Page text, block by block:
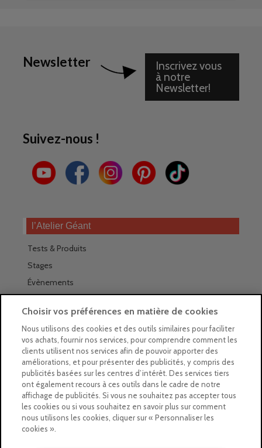
Newsletter
Inscrivez vous
à notre
Newsletter!
Suivez-nous !
l’Atelier Géant
Tests & Produits
Stages
Évènements
Trouver nos magasins
La newsletter des magasins
Feuilleter le Guide
Gratuit : intégrer le Guide
Marques Beaux-Arts
Matériel pour l’aquarelle
Choisir vos préférences en matière de cookies
Nous utilisons des cookies et des outils similaires pour faciliter
vos achats, fournir nos services, pour comprendre comment les
clients utilisent nos services afin de pouvoir apporter des
améliorations, et pour présenter des publicités, y compris des
publicités basées sur les centres d’intérêt. Des services tiers
ont également recours à ces outils dans le cadre de notre
affichage de publicités. Si vous ne souhaitez pas accepter tous
les cookies ou si vous souhaitez en savoir plus sur comment
nous utilisons les cookies, cliquer sur « Personnaliser les
cookies ».